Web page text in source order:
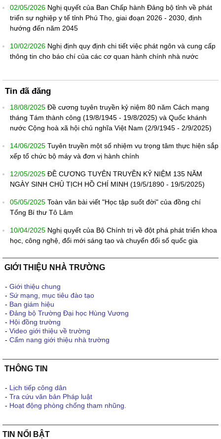
02/05/2026 Nghị quyết của Ban Chấp hành Đảng bộ tỉnh về phát
triển sự nghiệp y tế tỉnh Phú Thọ, giai đoạn 2026 - 2030, định
hướng đến năm 2045
10/02/2026 Nghị định quy định chi tiết việc phát ngôn và cung cấp
thông tin cho báo chí của các cơ quan hành chính nhà nước
Tin đã đăng
18/08/2025 Đề cương tuyên truyền kỷ niệm 80 năm Cách mạng
tháng Tám thành công (19/8/1945 - 19/8/2025) và Quốc khánh
nước Cộng hoà xã hội chủ nghĩa Việt Nam (2/9/1945 - 2/9/2025)
14/06/2025 Tuyên truyền một số nhiệm vụ trọng tâm thực hiện sắp
xếp tổ chức bộ máy và đơn vị hành chính
12/05/2025 ĐỀ CƯƠNG TUYÊN TRUYỀN KỶ NIỆM 135 NĂM
NGÀY SINH CHỦ TỊCH HỒ CHÍ MINH (19/5/1890 - 19/5/2025)
05/05/2025 Toàn văn bài viết "Học tập suốt đời" của đồng chí
Tổng Bí thư Tô Lâm
10/04/2025 Nghị quyết của Bộ Chính trị về đột phá phát triển khoa
học, công nghệ, đổi mới sáng tạo và chuyển đổi số quốc gia
GIỚI THIỆU NHÀ TRƯỜNG
- Giới thiệu chung
- Sứ mạng, mục tiêu đào tạo
- Ban giám hiệu
- Đảng bộ Trường Đại học Hùng Vương
- Hội đồng trường
- Video giới thiệu về trường
- Cẩm nang giới thiệu nhà trường
THÔNG TIN
- Lịch tiếp công dân
- Tra cứu văn bản Pháp luật
- Hoạt động phòng chống tham nhũng.
TIN NỔI BẬT